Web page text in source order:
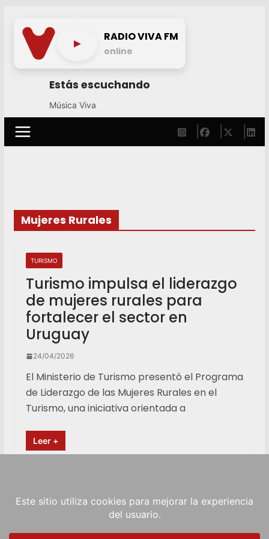
content
► RADIO VIVA FM
online
Estás escuchando
Música Viva
Mujeres Rurales
TURISMO
Turismo impulsa el liderazgo
de mujeres rurales para
fortalecer el sector en
Uruguay
24/04/2026
El Ministerio de Turismo presentó el Programa
de Liderazgo de las Mujeres Rurales en el
Turismo, una iniciativa orientada a
Leer +